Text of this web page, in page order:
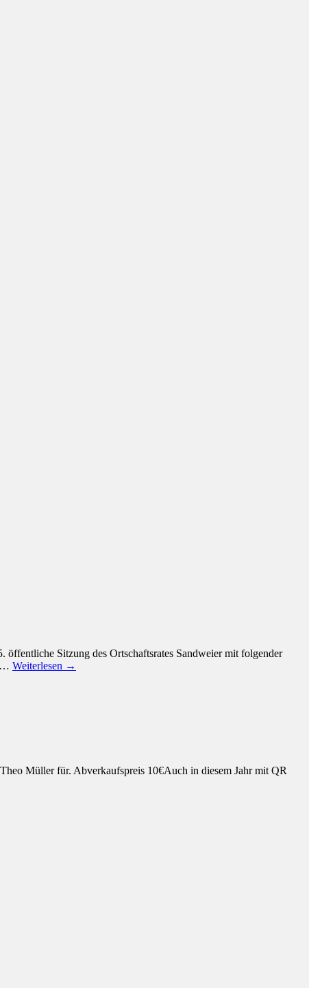
Sitzung des Ortschaftsrates Sandweier mit folgender
Weiterlesen →
Müller für. Abverkaufspreis 10€Auch in diesem Jahr mit QR